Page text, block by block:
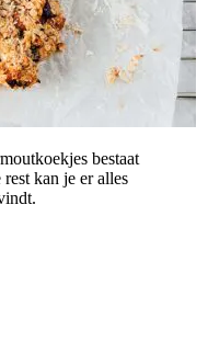
bestaat
kan je er alles